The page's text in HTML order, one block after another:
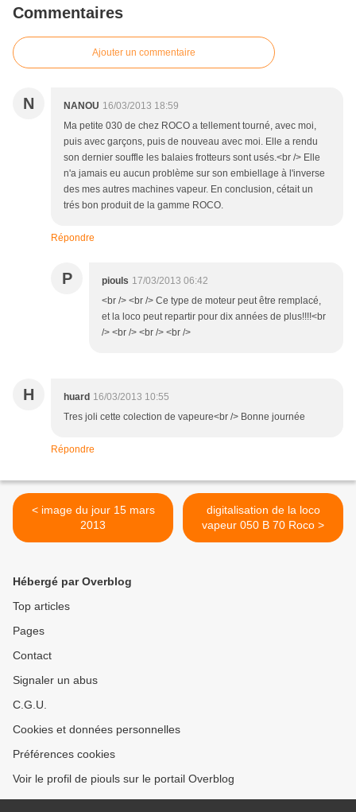
Commentaires
Ajouter un commentaire
N NANOU 16/03/2013 18:59
Ma petite 030 de chez ROCO a tellement tourné, avec moi,
puis avec garçons, puis de nouveau avec moi. Elle a rendu
son dernier souffle les balaies frotteurs sont usés.<br /> Elle
n'a jamais eu aucun problème sur son embiellage à l'inverse
des mes autres machines vapeur. En conclusion, cétait un
trés bon produit de la gamme ROCO.
Répondre
P piouls 17/03/2013 06:42
<br /> <br /> Ce type de moteur peut être remplacé,
et la loco peut repartir pour dix années de plus!!!!<br
/> <br /> <br /> <br />
H huard 16/03/2013 10:55
Tres joli cette colection de vapeure<br /> Bonne journée
Répondre
< image du jour 15 mars
2013
digitalisation de la loco
vapeur 050 B 70 Roco >
Hébergé par Overblog
Top articles
Pages
Contact
Signaler un abus
C.G.U.
Cookies et données personnelles
Préférences cookies
Voir le profil de piouls sur le portail Overblog